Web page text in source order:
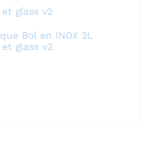
Bol en INOX 2L
glass v2